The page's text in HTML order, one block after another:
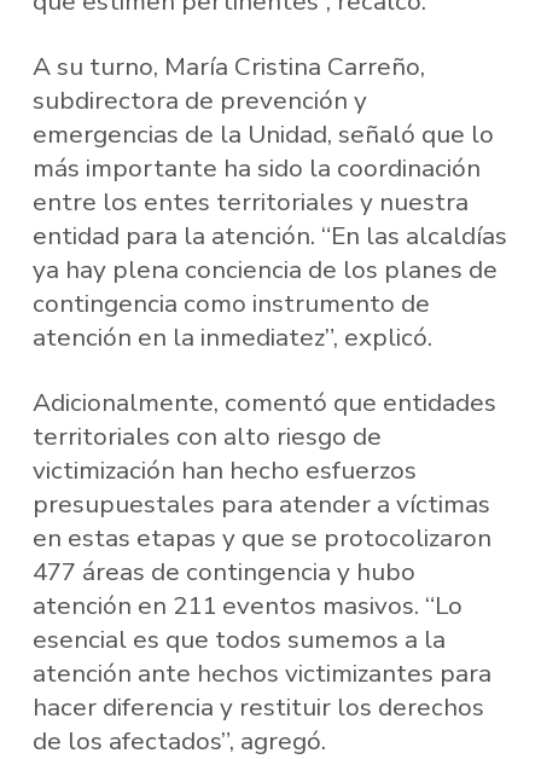
A su turno, María Cristina Carreño,
subdirectora de prevención y
emergencias de la Unidad, señaló que lo
más importante ha sido la coordinación
entre los entes territoriales y nuestra
entidad para la atención. “En las alcaldías
ya hay plena conciencia de los planes de
contingencia como instrumento de
atención en la inmediatez”, explicó.
Adicionalmente, comentó que entidades
territoriales con alto riesgo de
victimización han hecho esfuerzos
presupuestales para atender a víctimas
en estas etapas y que se protocolizaron
477 áreas de contingencia y hubo
atención en 211 eventos masivos. “Lo
esencial es que todos sumemos a la
atención ante hechos victimizantes para
hacer diferencia y restituir los derechos
de los afectados”, agregó.